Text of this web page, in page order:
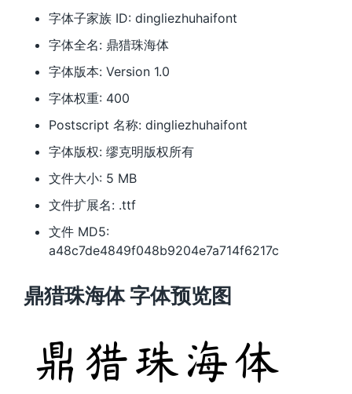
字体子家族 ID: dingliezhuhaifont
字体全名: 鼎猎珠海体
字体版本: Version 1.0
字体权重: 400
Postscript 名称: dingliezhuhaifont
字体版权: 缪克明版权所有
文件大小: 5 MB
文件扩展名: .ttf
文件 MD5:
a48c7de4849f048b9204e7a714f6217c
鼎猎珠海体 字体预览图